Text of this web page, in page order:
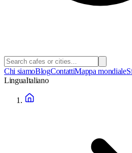
Chi siamoBlogContattiMappa mondiale
LinguaItaliano